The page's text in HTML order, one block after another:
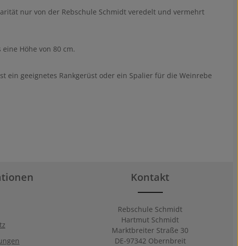
nur von der Rebschule Schmidt veredelt und vermehrt
Höhe von 80 cm.
ein geeignetes Rankgerüst oder ein Spalier für die Weinrebe
Kontakt
Rebschule Schmidt
Hartmut Schmidt
Marktbreiter Straße 30
DE-97342 Obernbreit